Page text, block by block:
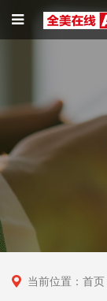
当前位置： 首页